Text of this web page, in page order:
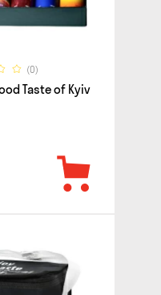
(0)
Taste of Kyiv